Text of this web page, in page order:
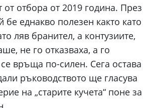
от отбора от 2019 година. През
бе еднакво полезен както като
ляв бранител, а контузиите,
не го отказваха, а го
връща по-силен. Сега остава
ръководството ще гласува
на „старите кучета“ поне за